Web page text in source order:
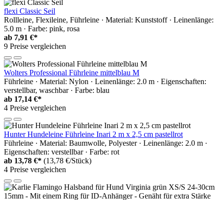
flexi Classic Seil
Rollleine, Flexileine, Führleine · Material: Kunststoff · Leinenlänge:
5.0 m · Farbe: pink, rosa
ab 7,91 €*
9 Preise vergleichen
Wolters Professional Führleine mittelblau M
Führleine · Material: Nylon · Leinenlänge: 2.0 m · Eigenschaften:
verstellbar, waschbar · Farbe: blau
ab 17,14 €*
4 Preise vergleichen
Hunter Hundeleine Führleine Inari 2 m x 2,5 cm pastellrot
Führleine · Material: Baumwolle, Polyester · Leinenlänge: 2.0 m ·
Eigenschaften: verstellbar · Farbe: rot
ab 13,78 €* (13,78 €/Stück)
4 Preise vergleichen